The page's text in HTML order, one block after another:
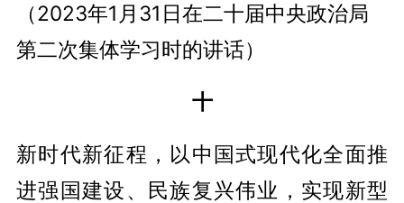
（2023年1月31日在二十届中央政治局
第二次集体学习时的讲话）
十
新时代新征程，以中国式现代化全面推
进强国建设、民族复兴伟业，实现新型